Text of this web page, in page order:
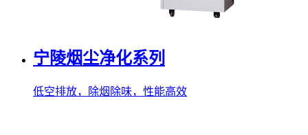
宁陵烟尘净化系列
低空排放，除烟除味，性能高效